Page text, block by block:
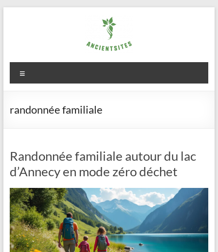
ancientsites.eu
randonnée familiale
Randonnée familiale autour du lac
d’Annecy en mode zéro déchet